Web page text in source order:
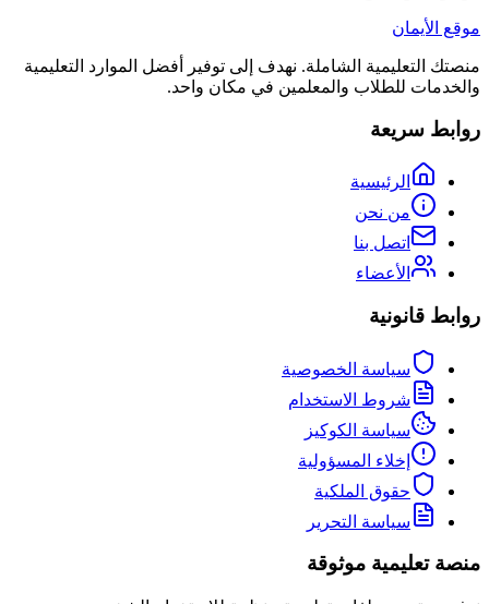
موقع الأيمان
منصتك التعليمية الشاملة. نهدف إلى توفير أفضل الموارد التعليمية
والخدمات للطلاب والمعلمين في مكان واحد.
روابط سريعة
الرئيسية
من نحن
اتصل بنا
الأعضاء
روابط قانونية
سياسة الخصوصية
شروط الاستخدام
سياسة الكوكيز
إخلاء المسؤولية
حقوق الملكية
سياسة التحرير
منصة تعليمية موثوقة